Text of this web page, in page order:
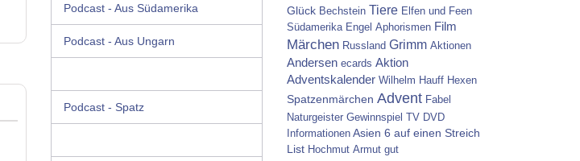
Podcast - Aus Südamerika
Podcast - Aus Ungarn
Podcast - Spatz
Glück Bechstein Tiere Elfen und Feen
Südamerika Engel Aphorismen Film
Märchen Russland Grimm Aktionen
Andersen ecards Aktion
Adventskalender Wilhelm Hauff Hexen
Spatzenmärchen Advent Fabel
Naturgeister Gewinnspiel TV DVD
Informationen Asien 6 auf einen Streich
List Hochmut Armut gut